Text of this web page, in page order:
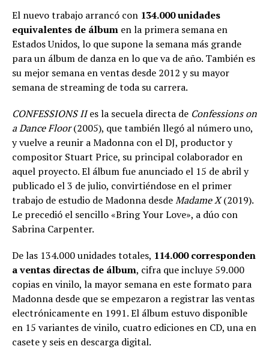
El nuevo trabajo arrancó con 134.000 unidades
equivalentes de álbum en la primera semana en
Estados Unidos, lo que supone la semana más grande
para un álbum de danza en lo que va de año. También es
su mejor semana en ventas desde 2012 y su mayor
semana de streaming de toda su carrera.
CONFESSIONS IIes la secuela directa de Confessions on
a Dance Floor(2005), que también llegó al número uno,
y vuelve a reunir a Madonna con el DJ, productor y
compositor Stuart Price, su principal colaborador en
aquel proyecto. El álbum fue anunciado el 15 de abril y
publicado el 3 de julio, convirtiéndose en el primer
trabajo de estudio de Madonna desdeMadame X(2019).
Le precedió el sencillo «Bring Your Love», a dúo con
Sabrina Carpenter.
De las 134.000 unidades totales, 114.000 corresponden
a ventas directas de álbum, cifra que incluye 59.000
copias en vinilo, la mayor semana en este formato para
Madonna desde que se empezaron a registrar las ventas
electrónicamente en 1991. El álbum estuvo disponible
en 15 variantes de vinilo, cuatro ediciones en CD, una en
casete y seis en descarga digital.